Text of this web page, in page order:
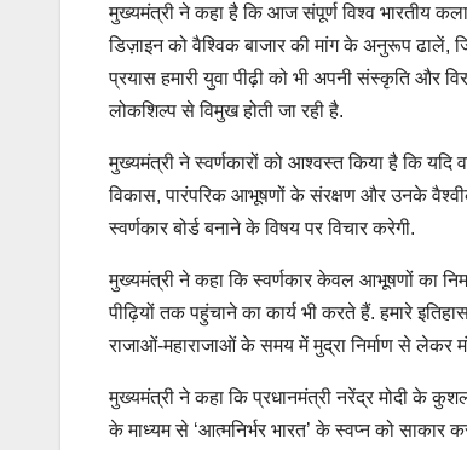
मुख्यमंत्री ने कहा है कि आज संपूर्ण विश्व भारतीय
डिज़ाइन को वैश्विक बाजार की मांग के अनुरूप ढालें,
प्रयास हमारी युवा पीढ़ी को भी अपनी संस्कृति
लोकशिल्प से विमुख होती जा रही है.
मुख्यमंत्री ने स्वर्णकारों को आश्वस्त किया है कि
विकास, पारंपरिक आभूषणों के संरक्षण और उनके
स्वर्णकार बोर्ड बनाने के विषय पर विचार करेगी.
मुख्यमंत्री ने कहा कि स्वर्णकार केवल आभूषणों का
पीढ़ियों तक पहुंचाने का कार्य भी करते हैं. हमारे
राजाओं-महाराजाओं के समय में मुद्रा निर्माण से लेकर
मुख्यमंत्री ने कहा कि प्रधानमंत्री नरेंद्र मोदी के
के माध्यम से ‘आत्मनिर्भर भारत’ के स्वप्न को